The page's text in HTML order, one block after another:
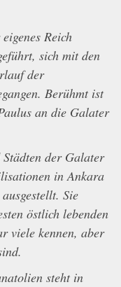
Reich
sich mit den
der
Berühmt ist
an die Galater
der Galater
in Ankara
Sie
östlich lebenden
viele kennen, aber
steht in